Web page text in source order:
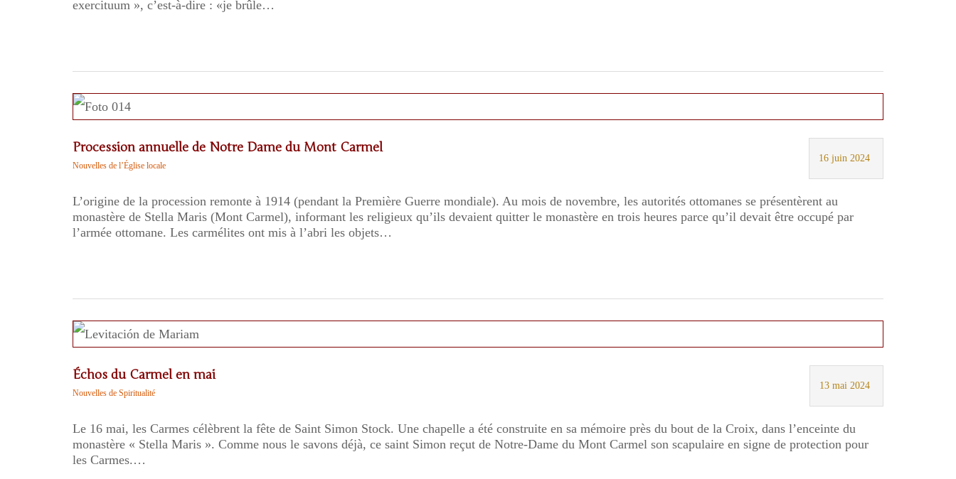
exercituum », c’est-à-dire : «je brûle…
Procession annuelle de Notre Dame du Mont Carmel
Nouvelles de l’Église locale
16 juin 2024
L’origine de la procession remonte à 1914 (pendant la Première Guerre mondiale). Au mois de novembre, les autorités ottomanes se présentèrent au
monastère de Stella Maris (Mont Carmel), informant les religieux qu’ils devaient quitter le monastère en trois heures parce qu’il devait être occupé par
l’armée ottomane. Les carmélites ont mis à l’abri les objets…
Échos du Carmel en mai
Nouvelles de Spiritualité
13 mai 2024
Le 16 mai, les Carmes célèbrent la fête de Saint Simon Stock. Une chapelle a été construite en sa mémoire près du bout de la Croix, dans l’enceinte du
monastère « Stella Maris ». Comme nous le savons déjà, ce saint Simon reçut de Notre-Dame du Mont Carmel son scapulaire en signe de protection pour
les Carmes.…